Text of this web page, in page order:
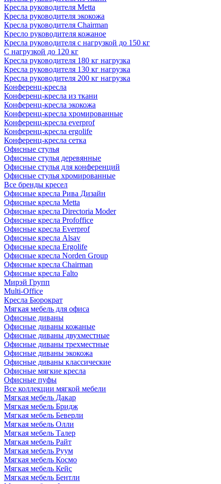
Кресла руководителя Metta
Кресла руководителя экокожа
Кресла руководителя Chairman
Кресло руководителя кожаное
Кресла руководителя с нагрузкой до 150 кг
С нагрузкой до 120 кг
Кресла руководителя 180 кг нагрузка
Кресла руководителя 130 кг нагрузка
Кресла руководителя 200 кг нагрузка
Конференц-кресла
Конференц-кресла из ткани
Конференц-кресла экокожа
Конференц-кресла хромированные
Конференц-кресла everprof
Конференц-кресла ergolife
Конференц-кресла сетка
Офисные стулья
Офисные стулья деревянные
Офисные стулья для конференций
Офисные стулья хромированные
Все бренды кресел
Офисные кресла Рива Дизайн
Офисные кресла Metta
Офисные кресла Directoria Moder
Офисные кресла Profoffice
Офисные кресла Everprof
Офисные кресла Alsav
Офисные кресла Ergolife
Офисные кресла Norden Group
Офисные кресла Chairman
Офисные кресла Falto
Мирэй Групп
Multi-Office
Кресла Бюрократ
Мягкая мебель для офиса
Офисные диваны
Офисные диваны кожаные
Офисные диваны двухместные
Офисные диваны трехместные
Офисные диваны экокожа
Офисные диваны классические
Офисные мягкие кресла
Офисные пуфы
Все коллекции мягкой мебели
Мягкая мебель Дакар
Мягкая мебель Бридж
Мягкая мебель Беверли
Мягкая мебель Олли
Мягкая мебель Талер
Мягкая мебель Райт
Мягкая мебель Руум
Мягкая мебель Космо
Мягкая мебель Кейс
Мягкая мебель Бентли